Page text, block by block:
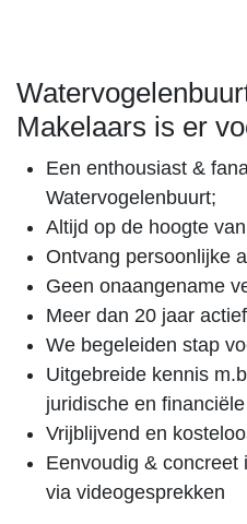
Makelaars is er
Een enthousiast &
Watervogelenbuurt;
Altijd op de hoogte
Ontvang persoonlijke
Geen onaangename
Meer dan 20 jaar
We begeleiden stap
Uitgebreide kennis
juridische en
Vrijblijvend en
Eenvoudig & concreet
via videogesprekken